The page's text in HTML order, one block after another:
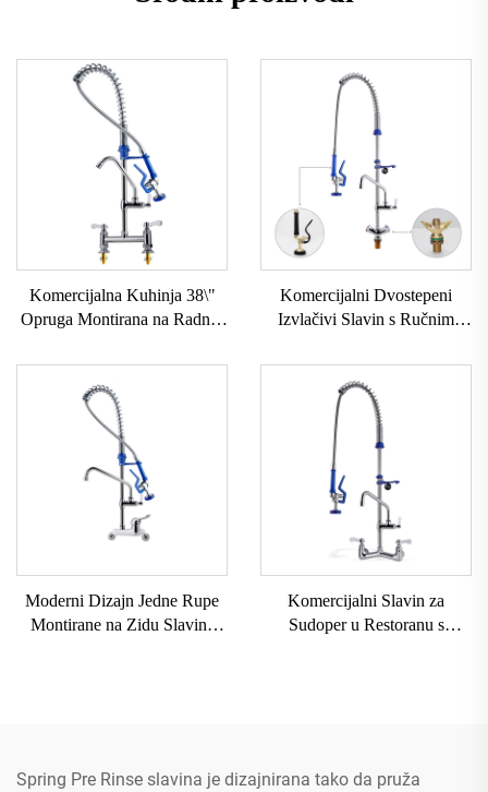
Komercijalna Kuhinja 38\"
Opruga Montirana na Radnoj
Visina Rotacijskog Izliva Pre
Rinse Topla Hladna Mješalica
Za Vodu Cijevi 2-Rupna
Komercijalni Dvostepeni
Izvlačivi Slavin s Ručnim
Pričvršćen na Ploču Podesiva
Visina Lako Ugradnja Ručni
Kotači Opcije Kuhinjski
Sudoper Jednostruki
Moderni Dizajn Jedne Rupe
Montirane na Zidu Slavina
Komercijalni Slavin za
Sudoper u Restoranu s
Spring Pre Rinse slavina je dizajnirana tako da pruža